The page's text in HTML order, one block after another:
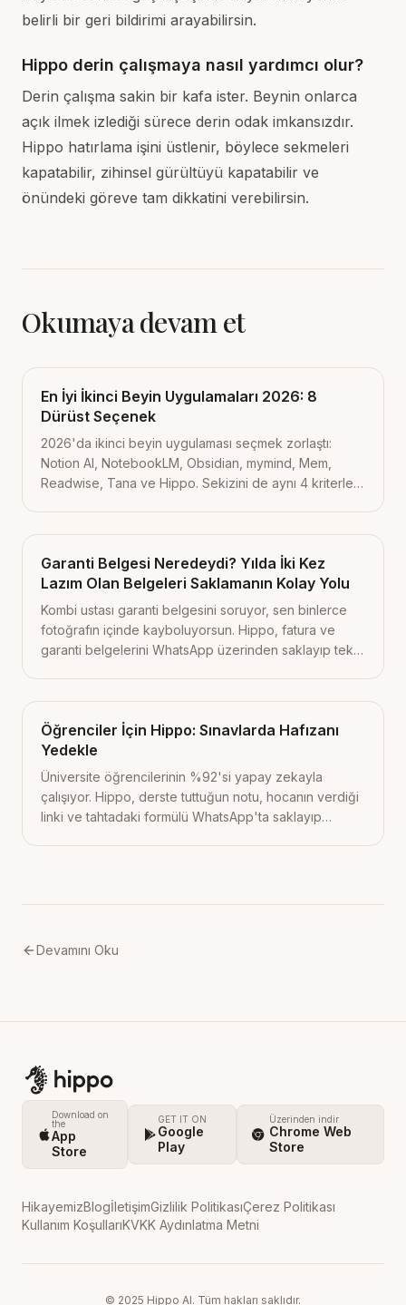
belirli bir geri bildirimi arayabilirsin.
Hippo derin çalışmaya nasıl yardımcı olur?
Derin çalışma sakin bir kafa ister. Beynin onlarca
açık ilmek izlediği sürece derin odak imkansızdır.
Hippo hatırlama işini üstlenir, böylece sekmeleri
kapatabilir, zihinsel gürültüyü kapatabilir ve
önündeki göreve tam dikkatini verebilirsin.
Okumaya devam et
En İyi İkinci Beyin Uygulamaları 2026: 8
Dürüst Seçenek
2026'da ikinci beyin uygulaması seçmek zorlaştı:
Notion AI, NotebookLM, Obsidian, mymind, Mem,
Readwise, Tana ve Hippo. Sekizini de aynı 4 kriterle,
Garanti Belgesi Neredeydi? Yılda İki Kez
Lazım Olan Belgeleri Saklamanın Kolay Yolu
Kombi ustası garanti belgesini soruyor, sen binlerce
fotoğrafın içinde kayboluyorsun. Hippo, fatura ve
garanti belgelerini WhatsApp üzerinden saklayıp tek
Öğrenciler İçin Hippo: Sınavlarda Hafızanı
Yedekle
Üniversite öğrencilerinin %92'si yapay zekayla
çalışıyor. Hippo, derste tuttuğun notu, hocanın verdiği
linki ve tahtadaki formülü WhatsApp'ta saklayıp
Devamını Oku
Download on
the
App
Store
GET IT ON
Google
Play
Üzerinden indir
Chrome Web
Store
HikayemizBlogİletişimGizlilik PolitikasıÇerez Politikası
Kullanım KoşullarıKVKK Aydınlatma Metni
© 2025 Hippo AI. Tüm hakları saklıdır.